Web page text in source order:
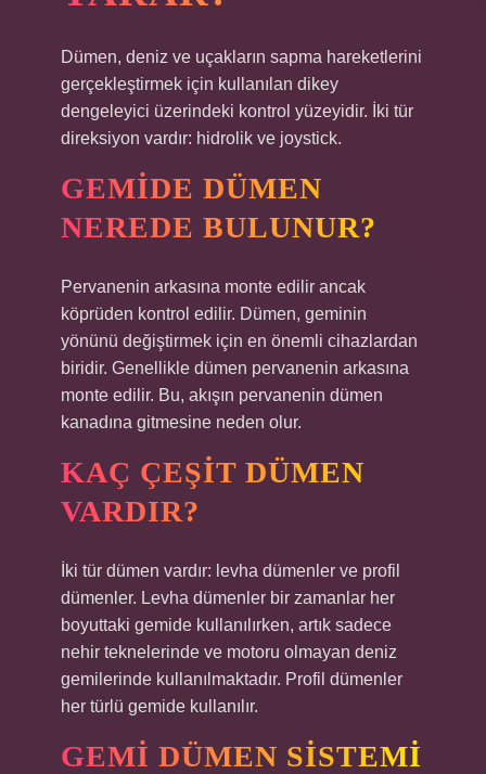
Dümen, deniz ve uçakların sapma hareketlerini
gerçekleştirmek için kullanılan dikey
dengeleyici üzerindeki kontrol yüzeyidir. İki tür
direksiyon vardır: hidrolik ve joystick.
GEMIDE DÜMEN
NEREDE BULUNUR?
Pervanenin arkasına monte edilir ancak
köprüden kontrol edilir. Dümen, geminin
yönünü değiştirmek için en önemli cihazlardan
biridir. Genellikle dümen pervanenin arkasına
monte edilir. Bu, akışın pervanenin dümen
kanadına gitmesine neden olur.
KAÇ ÇEŞIT DÜMEN
VARDIR?
İki tür dümen vardır: levha dümenler ve profil
dümenler. Levha dümenler bir zamanlar her
boyuttaki gemide kullanılırken, artık sadece
nehir teknelerinde ve motoru olmayan deniz
gemilerinde kullanılmaktadır. Profil dümenler
her türlü gemide kullanılır.
GEMI DÜMEN SISTEMI